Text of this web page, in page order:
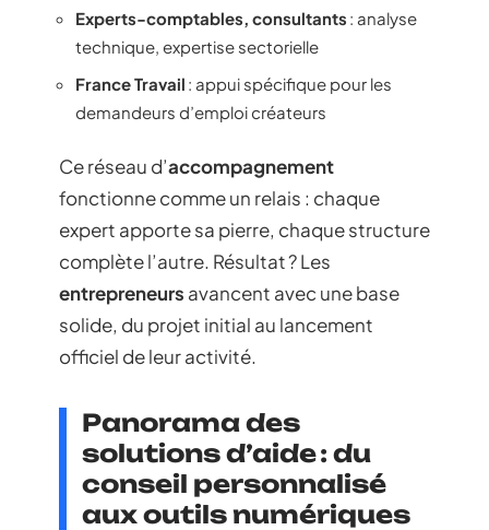
Experts-comptables, consultants : analyse
technique, expertise sectorielle
France Travail : appui spécifique pour les
demandeurs d’emploi créateurs
Ce réseau d’accompagnement
fonctionne comme un relais : chaque
expert apporte sa pierre, chaque structure
complète l’autre. Résultat ? Les
entrepreneurs avancent avec une base
solide, du projet initial au lancement
officiel de leur activité.
Panorama des
solutions d’aide : du
conseil personnalisé
aux outils numériques